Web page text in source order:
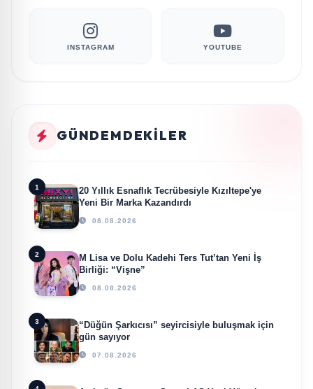
INSTAGRAM YOUTUBE
GÜNDEMDEKILER
1
20 Yıllık Esnaflık Tecrübesiyle Kızıltepe'ye
Yeni Bir Marka Kazandırdı
08.08.2026
2
M Lisa ve Dolu Kadehi Ters Tut’tan Yeni İş
Birliği: “Vişne”
08.08.2026
3
“Düğün Şarkıcısı” seyircisiyle buluşmak için
gün sayıyor
07.08.2026